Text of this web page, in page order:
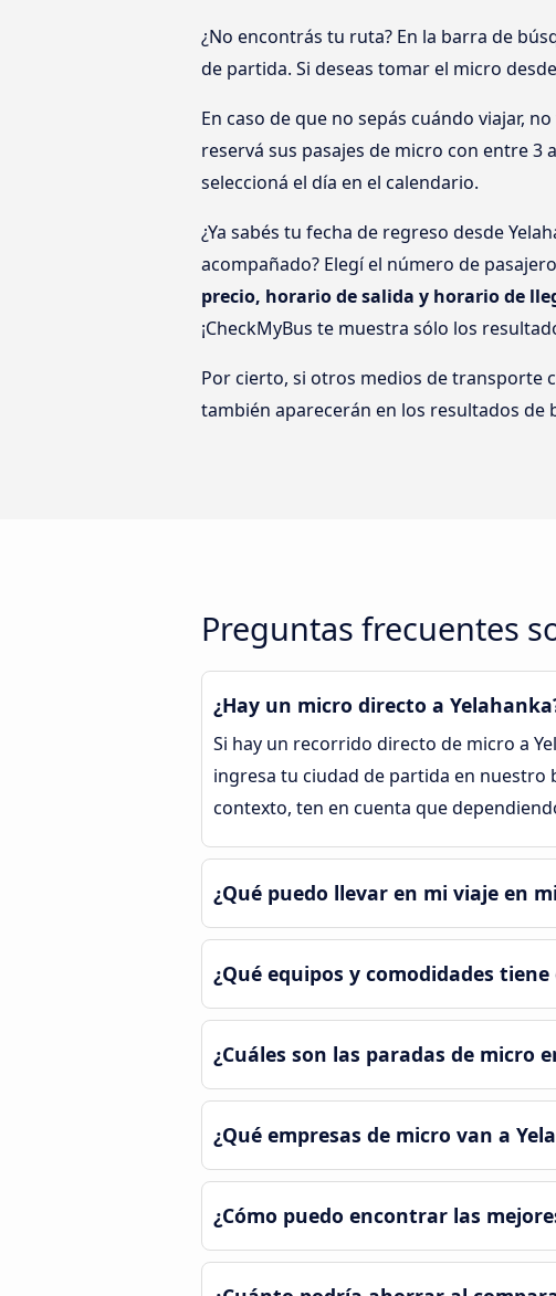
¿No encontrás tu ruta? En la barra de
de partida. Si deseas tomar el micro
En caso de que no sepás cuándo viajar,
reservá sus pasajes de micro con entre 3
seleccioná el día en el calendario.
¿Ya sabés tu fecha de regreso desde
acompañado? Elegí el número de
precio, horario de salida y horario de
¡CheckMyBus te muestra sólo los
Por cierto, si otros medios de transporte
también aparecerán en los resultados de
Preguntas frecuentes
¿Hay un micro directo a
Si hay un recorrido directo de micro a
ingresa tu ciudad de partida en nuestro
contexto, ten en cuenta que
¿Qué puedo llevar en mi viaje en
¿Qué equipos y comodidades
¿Cuáles son las paradas de micro
¿Qué empresas de micro van a
¿Cómo puedo encontrar las